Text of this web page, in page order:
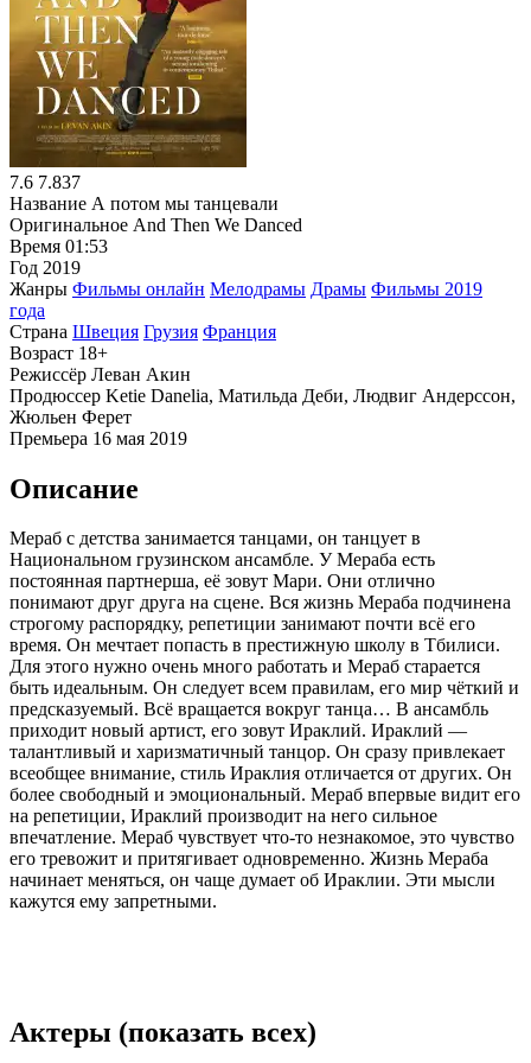
7.6 7.837
Название А потом мы танцевали
Оригинальное And Then We Danced
Время 01:53
Год 2019
Жанры Фильмы онлайн Мелодрамы Драмы Фильмы 2019
года
Страна Швеция Грузия Франция
Возраст 18+
Режиссёр Леван Акин
Продюссер Ketie Danelia, Матильда Деби, Людвиг Андерссон,
Жюльен Ферет
Премьера 16 мая 2019
Описание
Мераб с детства занимается танцами, он танцует в
Национальном грузинском ансамбле. У Мераба есть
постоянная партнерша, её зовут Мари. Они отлично
понимают друг друга на сцене. Вся жизнь Мераба подчинена
строгому распорядку, репетиции занимают почти всё его
время. Он мечтает попасть в престижную школу в Тбилиси.
Для этого нужно очень много работать и Мераб старается
быть идеальным. Он следует всем правилам, его мир чёткий и
предсказуемый. Всё вращается вокруг танца… В ансамбль
приходит новый артист, его зовут Ираклий. Ираклий —
талантливый и харизматичный танцор. Он сразу привлекает
всеобщее внимание, стиль Ираклия отличается от других. Он
более свободный и эмоциональный. Мераб впервые видит его
на репетиции, Ираклий производит на него сильное
впечатление. Мераб чувствует что-то незнакомое, это чувство
его тревожит и притягивает одновременно. Жизнь Мераба
начинает меняться, он чаще думает об Ираклии. Эти мысли
кажутся ему запретными.
Актеры (показать всех)